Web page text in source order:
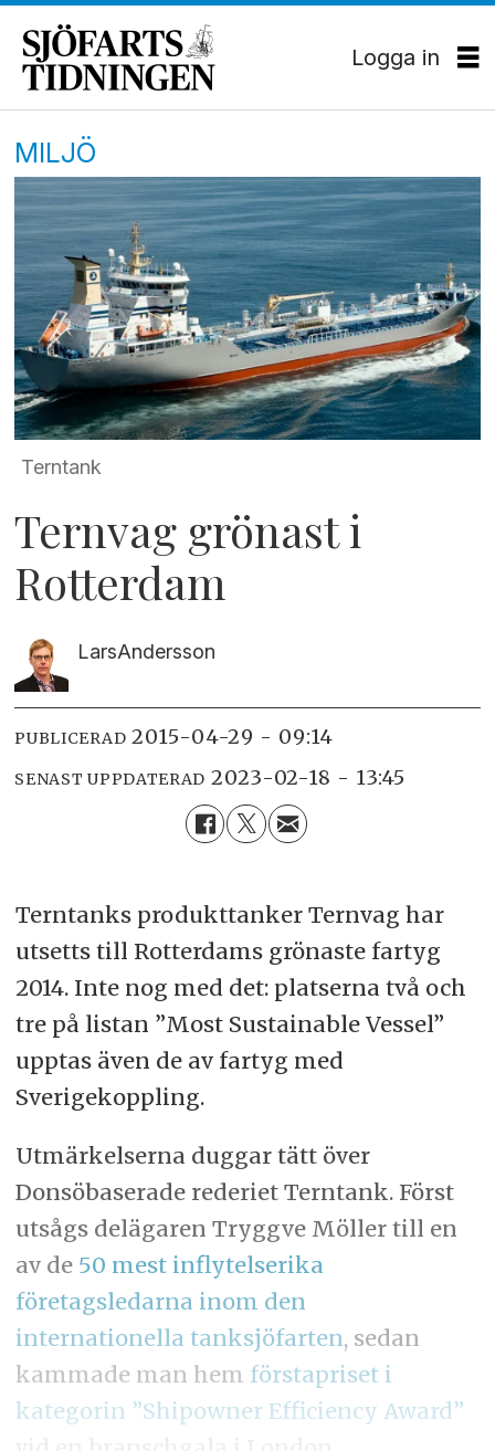
Logga in
MILJÖ
Terntank
Ternvag grönast i
Rotterdam
LarsAndersson
PUBLICERAD 2015-04-29 - 09:14
SENAST UPPDATERAD 2023-02-18 - 13:45
Terntanks produkttanker Ternvag har
utsetts till Rotterdams grönaste fartyg
2014. Inte nog med det: platserna två och
tre på listan ”Most Sustainable Vessel”
upptas även de av fartyg med
Sverigekoppling.
Utmärkelserna duggar tätt över
Donsöbaserade rederiet Terntank. Först
utsågs delägaren Tryggve Möller till en
av de 50 mest inflytelserika
företagsledarna inom den
internationella tanksjöfarten, sedan
kammade man hem förstapriset i
kategorin ”Shipowner Efficiency Award”